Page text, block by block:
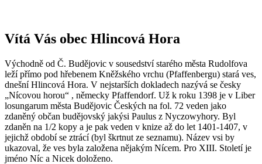
Vítá Vás obec Hlincová Hora
Východně od Č. Budějovic v sousedství starého města Rudolfova
leží přímo pod hřebenem Kněžského vrchu (Pfaffenbergu) stará ves,
dnešní Hlincová Hora. V nejstarších dokladech nazývá se česky
„Nícovou horou“ , německy Pfaffendorf. Už k roku 1398 je v Liber
losungarum města Budějovic Českých na fol. 72 veden jako
zdaněný občan budějovský jakýsi Paulus z Nyczowyhory. Byl
zdaněn na 1/2 kopy a je pak veden v knize až do let 1401-1407, v
jejichž období se ztrácí (byl škrtnut ze seznamu). Název vsi by
ukazoval, že ves byla založena nějakým Nícem. Pro XIII. Století je
jméno Níc a Nicek doloženo.